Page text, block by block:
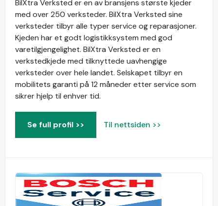
BilXtra Verksted er en av bransjens største kjeder
med over 250 verksteder. BilXtra Verksted sine
verksteder tilbyr alle typer service og reparasjoner.
Kjeden har et godt logistikksystem med god
varetilgjengelighet. BilXtra Verksted er en
verkstedkjede med tilknyttede uavhengige
verksteder over hele landet. Selskapet tilbyr en
mobilitets garanti på 12 måneder etter service som
sikrer hjelp til enhver tid.
Se full profil >> Til nettsiden >>